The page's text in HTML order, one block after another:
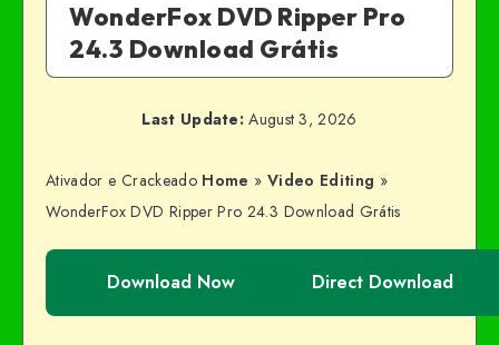
WonderFox DVD Ripper Pro
24.3 Download Grátis
Last Update: August 3, 2026
Ativador e Crackeado Home » Video Editing »
WonderFox DVD Ripper Pro 24.3 Download Grátis
Download Now Direct Download